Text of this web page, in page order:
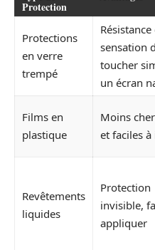
Protection
Protections
en verre
trempé
Résistance
sensation
toucher
un écran
Films en
plastique
Moins
et faciles
Revêtements
liquides
Protection
invisible,
appliquer